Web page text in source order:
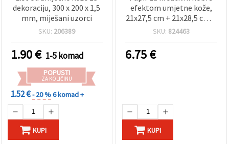
dekoraciju, 300 x 200 x 1,5
mm, miješani uzorci
SKU: 206389
1.90€ 1-5 komad
POPUSTI
ZA KOLIČINU
1.52 €- 20 %6 komad +
KUPI
efektom umjetne kože,
21x27,5 cm + 21x28,5 cm +
21x29,5 cm, 0,55 mm – set
SKU: 824463
6.75€
KUPI